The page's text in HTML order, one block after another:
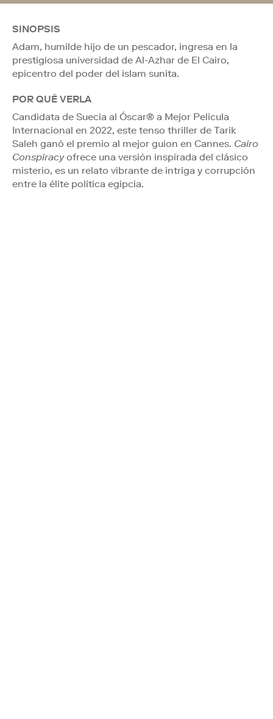
SINOPSIS
Adam, humilde hijo de un pescador, ingresa en la
prestigiosa universidad de Al-Azhar de El Cairo,
epicentro del poder del islam sunita.
POR QUÉ VERLA
Candidata de Suecia al Óscar® a Mejor Película
Internacional en 2022, este tenso thriller de Tarik
Saleh ganó el premio al mejor guion en Cannes. Cairo
Conspiracyofrece una versión inspirada del clásico
misterio, es un relato vibrante de intriga y corrupción
entre la élite política egipcia.